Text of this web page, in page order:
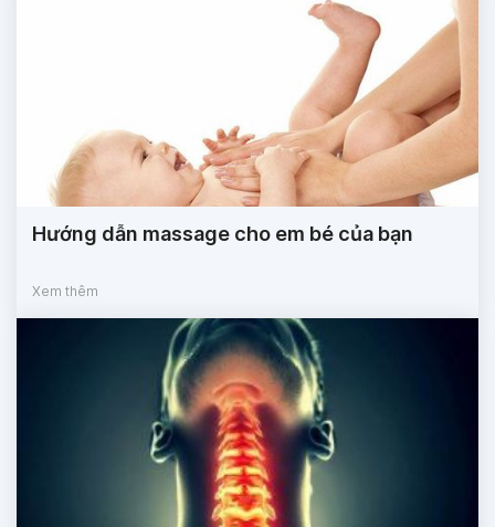
Hướng dẫn massage cho em bé của bạn
Xem thêm